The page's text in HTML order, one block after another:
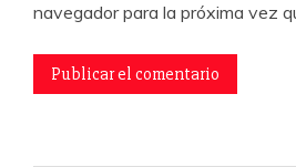
navegador para la próxima vez